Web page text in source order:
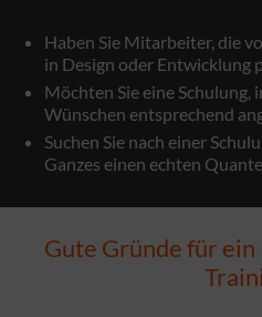
Haben Sie Mitarbeiter, die
in Design oder Entwicklung
Möchten Sie eine Schulung,
Wünschen entsprechend
Suchen Sie nach einer
Ganzes einen echten
Gute Gründe für